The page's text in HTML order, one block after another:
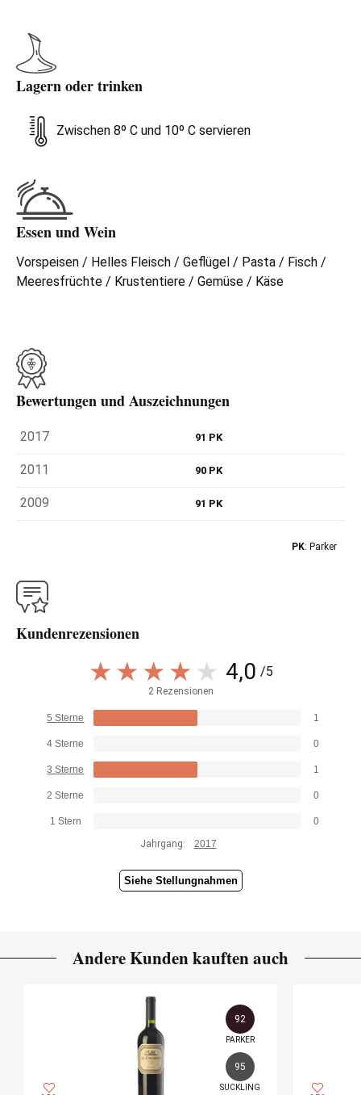
Lagern oder trinken
Zwischen 8º C und 10º C servieren
Essen und Wein
Vorspeisen / Helles Fleisch / Geflügel / Pasta / Fisch /
Meeresfrüchte / Krustentiere / Gemüse / Käse
Bewertungen und Auszeichnungen
2017 91 PK
2011 90 PK
2009 91 PK
PK: Parker
Kundenrezensionen
4,0 /5
2 Rezensionen
5 Sterne 1
4 Sterne 0
3 Sterne 1
2 Sterne 0
1 Stern
0
Jahrgang:
2017
Siehe Stellungnahmen
Andere Kunden kauften auch
92
PARKER
95
SUCKLING